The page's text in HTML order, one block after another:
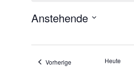
Anstehende
Vorherige Veranstaltungen
Heute